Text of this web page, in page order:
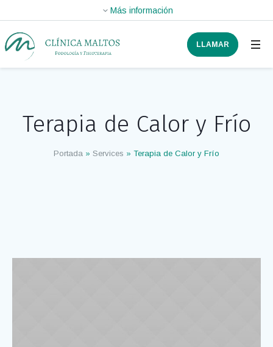
LLAMAR
Terapia de Calor y Frío
Portada » Services » Terapia de Calor y Frío